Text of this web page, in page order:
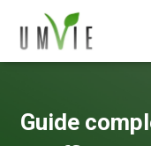
Guide